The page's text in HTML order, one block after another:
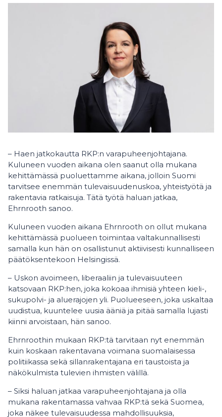
– Haen jatkokautta RKP:n varapuheenjohtajana.
Kuluneen vuoden aikana olen saanut olla mukana
kehittämässä puoluettamme aikana, jolloin Suomi
tarvitsee enemmän tulevaisuudenuskoa, yhteistyötä ja
rakentavia ratkaisuja. Tätä työtä haluan jatkaa,
Ehrnrooth sanoo.
Kuluneen vuoden aikana Ehrnrooth on ollut mukana
kehittämässä puolueen toimintaa valtakunnallisesti
samalla kun hän on osallistunut aktiivisesti kunnalliseen
päätöksentekoon Helsingissä.
– Uskon avoimeen, liberaaliin ja tulevaisuuteen
katsovaan RKP:hen, joka kokoaa ihmisiä yhteen kieli-,
sukupolvi- ja aluerajojen yli. Puolueeseen, joka uskaltaa
uudistua, kuuntelee uusia ääniä ja pitää samalla lujasti
kiinni arvoistaan, hän sanoo.
Ehrnroothin mukaan RKP:tä tarvitaan nyt enemmän
kuin koskaan rakentavana voimana suomalaisessa
politiikassa sekä sillanrakentajana eri taustoista ja
näkökulmista tulevien ihmisten välillä.
– Siksi haluan jatkaa varapuheenjohtajana ja olla
mukana rakentamassa vahvaa RKP:tä sekä Suomea,
joka näkee tulevaisuudessa mahdollisuuksia,